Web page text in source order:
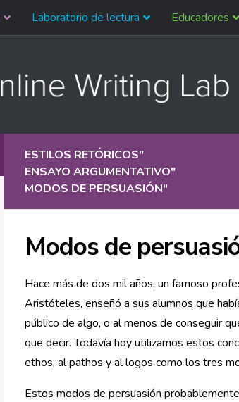
Laboratorio de lectura Educadores
ESTILOS RETÓRICOS"
ENSAYO ARGUMENTATIVO"
MODOS DE PERSUASIÓN"
Modos de
Hace más de dos mil años, un famoso
Aristóteles, enseñó a sus alumnos que
público de algo, o al menos de conseguir
que decir. Todavía hoy utilizamos estos
ethos, al pathos y al logos como los tres
Estos modos de persuasión